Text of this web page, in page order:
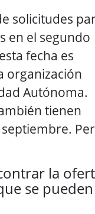
solicitudes
en el segundo
fecha es
organización
Autónoma.
tienen
la
se pueden